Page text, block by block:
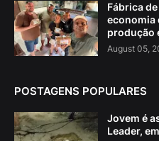
Fábrica
economia
produção
August 05,
POSTAGENS POPULARES
Jovem é
Leader,